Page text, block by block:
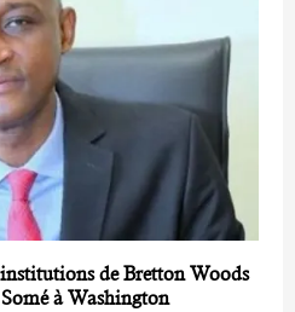
institutions de Bretton Woods
à Washington